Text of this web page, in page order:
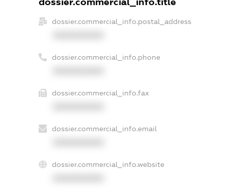
dossier.commercial_info.postal_address
dossier.commercial_info.phone
dossier.commercial_info.fax
dossier.commercial_info.email
dossier.commercial_info.website